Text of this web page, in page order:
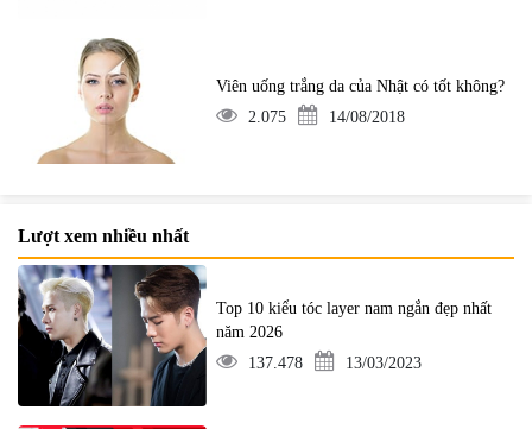
Viên uống trắng da của Nhật có tốt không?
2.075
14/08/2018
Lượt xem nhiều nhất
Top 10 kiểu tóc layer nam ngắn đẹp nhất
năm 2026
137.478
13/03/2023